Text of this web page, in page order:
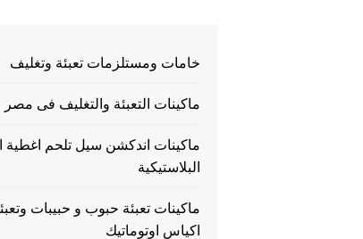
خامات ومستلزمات تعبئة وتغليف
ماكينات التعبئة والتغليف فى مصر
ماكينات اندكشن سيل تلحم اغطية
البلاستيكية
ماكينات تعبئة حبوب و حبيبات
اكياس اوتوماتيك